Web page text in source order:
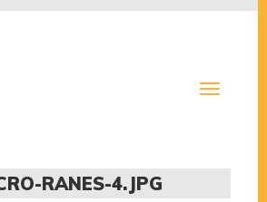
Toggle
RANES-4.JPG